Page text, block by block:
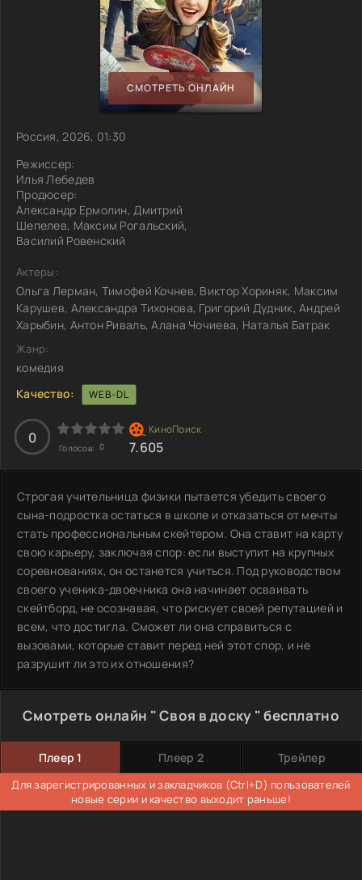
СМОТРЕТЬ ОНЛАЙН
Россия, 2026, 01:30
Режиссер:
Илья Лебедев
Продюсер:
Александр Ермолин, Дмитрий
Шепелев, Максим Рогальский,
Василий Ровенский
Актеры:
Ольга Лерман, Тимофей Кочнев, Виктор Хориняк, Максим
Карушев, Александра Тихонова, Григорий Дудник, Андрей
Харыбин, Антон Риваль, Алана Чочиева, Наталья Батрак
Жанр:
комедия
Качество:
WEB-DL
0
Голосов: 0 7.605
Строгая учительница физики пытается убедить своего
сына-подростка остаться в школе и отказаться от мечты
стать профессиональным скейтером. Она ставит на карту
свою карьеру, заключая спор: если выступит на крупных
соревнованиях, он останется учиться. Под руководством
своего ученика-двоечника она начинает осваивать
скейтборд, не осознавая, что рискует своей репутацией и
всем, что достигла. Сможет ли она справиться с
вызовами, которые ставит перед ней этот спор, и не
разрушит ли это их отношения?
Смотреть онлайн " Своя в доску " бесплатно
Плеер 1 Плеер 2 Трейлер
Для зарегистрированных и закладчиков (Ctrl+D) пользователей
новые серии и качество выходит раньше!